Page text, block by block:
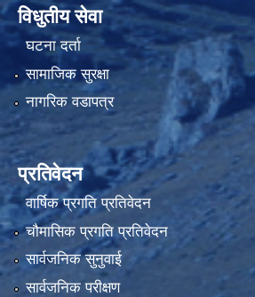
विधुतीय सेवा
घटना दर्ता
सामाजिक सुरक्षा
नागरिक वडापत्र
प्रतिवेदन
वार्षिक प्रगति प्रतिवेदन
चौमासिक प्रगति प्रतिवेदन
सार्वजनिक सुनुवाई
सार्वजनिक परीक्षण